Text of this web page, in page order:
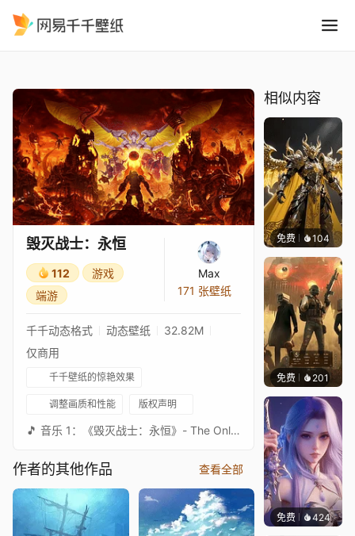
毁灭战士：永恒
112
游戏
端游
Max
171 张壁纸
千千动态格式 动态壁纸
32.82M
仅商用
千千壁纸的惊艳效果
调整画质和性能 版权声明
🎵 音乐 1：《毁灭战士：永恒》- The Only Thing They Fear Is You - Mick Gordon 🎵 音乐 2：《毁灭战士：永恒》- Heaven's Wrath - Mick Gordon
作者的其他作品 查看全部
相似内容
免费 104渔小小
免费 201
千千壁纸
等作者
免费 424好看